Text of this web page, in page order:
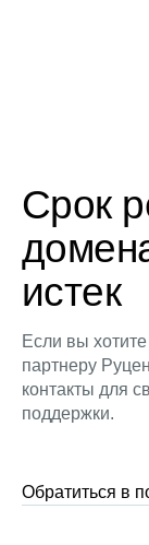
Срок
истек
Если вы
партнеру
контакты для
поддержки.
Обратиться в